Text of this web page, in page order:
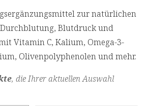
zur natürlichen
Blutdruck und
Vitamin C, Kalium, Omega-3-
Olivenpolyphenolen und mehr.
, die Ihrer aktuellen Auswahl